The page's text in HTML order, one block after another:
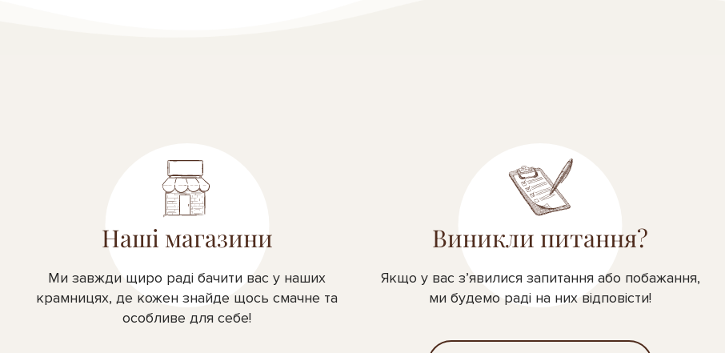
Наші магазини
Ми завжди щиро раді бачити вас у наших
крамницях, де кожен знайде щось смачне та
особливе для себе!
Виникли питання?
Якщо у вас з’явилися запитання або побажання,
ми будемо раді на них відповісти!